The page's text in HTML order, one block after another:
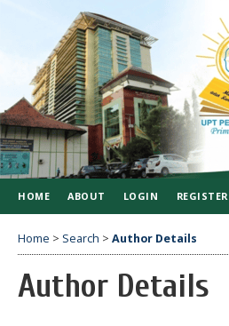
HOME ABOUT LOGIN REGISTER
Home > Search > Author Details
Author Details